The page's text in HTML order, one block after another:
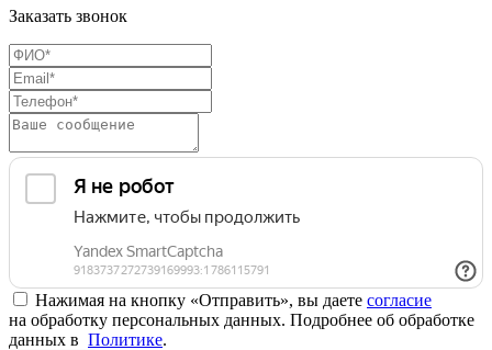
Заказать звонок
Нажимая на кнопку «Отправить», вы даете согласие
на обработку персональных данных. Подробнее об обработке
данных в Политике.